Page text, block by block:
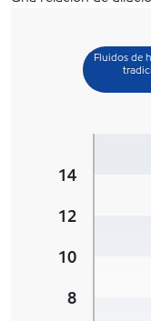
Fluidos de
14
12
10
8